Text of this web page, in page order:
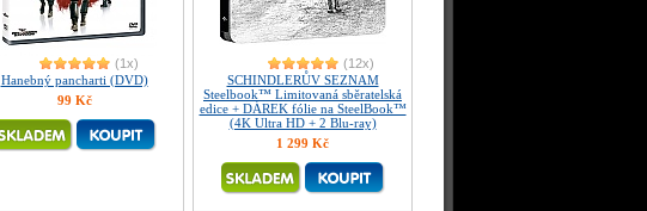
(1x)
Hanebný pancharti (DVD)
99 Kč
(12x)
SCHINDLERŮV SEZNAM
Steelbook™ Limitovaná sběratelská
edice + DÁREK fólie na SteelBook™
(4K Ultra HD + 2 Blu-ray)
1 299 Kč